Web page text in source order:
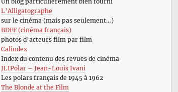
L’Alligatographe
sur le cinéma (mais pas seulement…)
BDFF (cinéma français)
photos d’acteurs film par film
Calindex
Index du contenu des revues de cinéma
JLIPolar – Jean-Louis Ivani
Les polars français de 1945 à 1962
The Blonde at the Film